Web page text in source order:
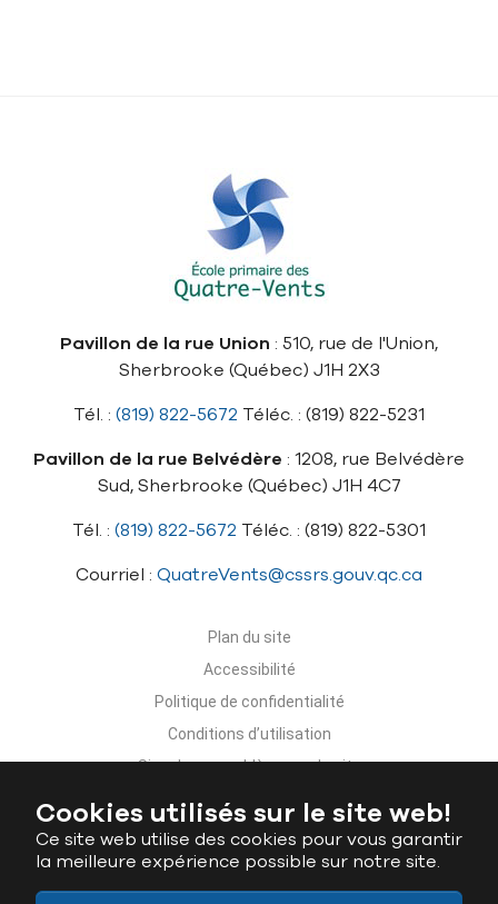
Cookies utilisés sur le site web!
Ce site web utilise des cookies pour vous garantir
la meilleure expérience possible sur notre site.
Pavillon de la rue Union : 510, rue de l'Union,
Sherbrooke (Québec) J1H 2X3
Tél. : (819) 822-5672 Téléc. : (819) 822-5231
Pavillon de la rue Belvédère : 1208, rue Belvédère
Sud, Sherbrooke (Québec) J1H 4C7
Tél. : (819) 822-5672 Téléc. : (819) 822-5301
Courriel : QuatreVents@cssrs.gouv.qc.ca
Plan du site
Accessibilité
Politique de confidentialité
Conditions d’utilisation
Signaler un problème sur le site
Nous joindre